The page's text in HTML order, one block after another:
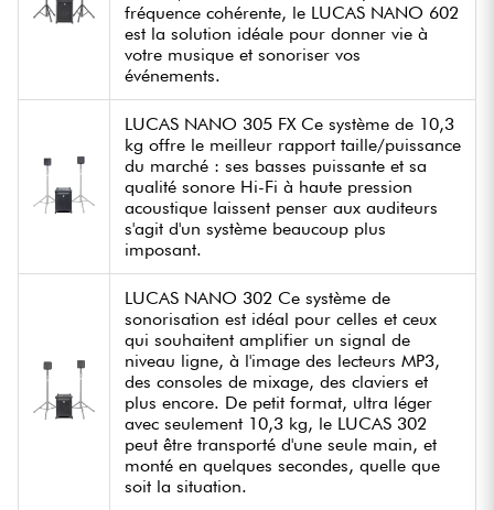
fréquence cohérente, le LUCAS NANO 602
est la solution idéale pour donner vie à
votre musique et sonoriser vos
événements.
LUCAS NANO 305 FX Ce système de 10,3
kg offre le meilleur rapport taille/puissance
du marché : ses basses puissante et sa
qualité sonore Hi-Fi à haute pression
acoustique laissent penser aux auditeurs
s'agit d'un système beaucoup plus
imposant.
LUCAS NANO 302 Ce système de
sonorisation est idéal pour celles et ceux
qui souhaitent amplifier un signal de
niveau ligne, à l'image des lecteurs MP3,
des consoles de mixage, des claviers et
plus encore. De petit format, ultra léger
avec seulement 10,3 kg, le LUCAS 302
peut être transporté d'une seule main, et
monté en quelques secondes, quelle que
soit la situation.